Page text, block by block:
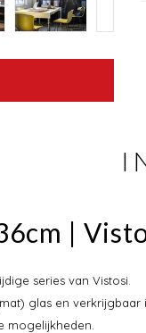
|
series van Vistosi.
glas en verkrijgbaar